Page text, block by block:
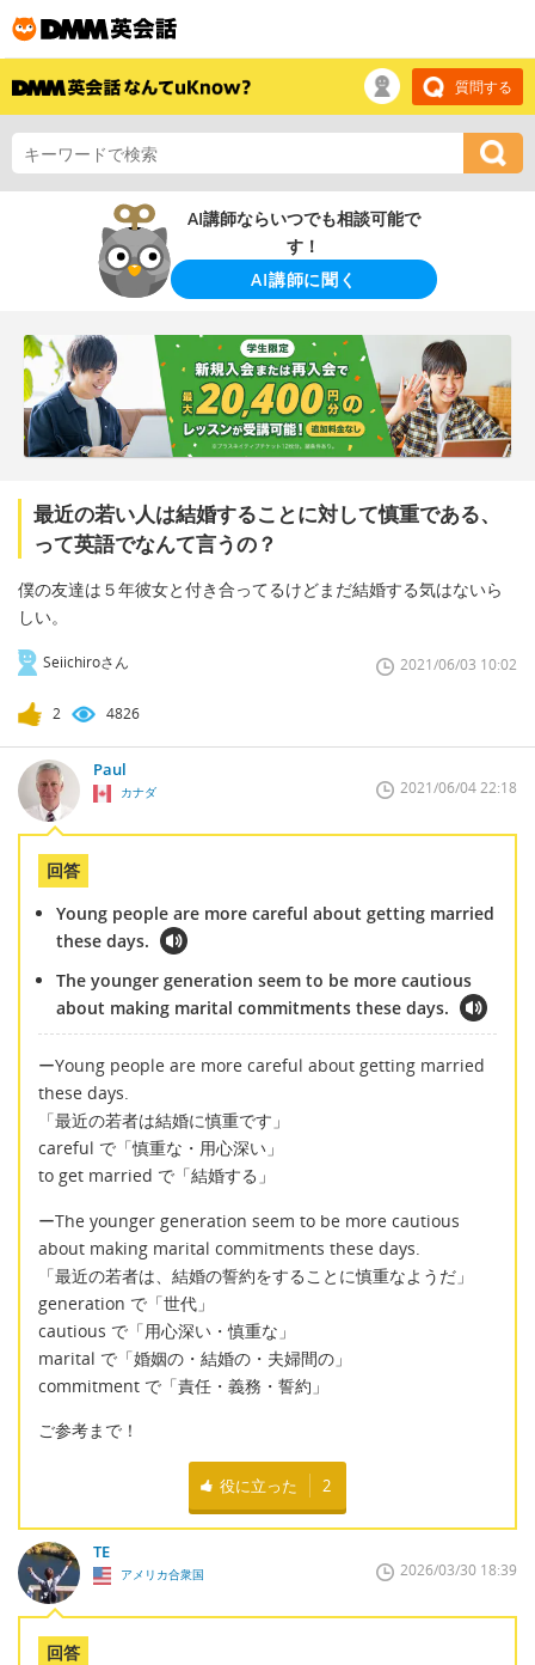
質問する
AI講師ならいつでも相談可能で
す！
AI講師に聞く
最近の若い人は結婚することに対して慎重である、
って英語でなんて言うの？
僕の友達は５年彼女と付き合ってるけどまだ結婚する気はないら
しい。
Seiichiroさん 2021/06/03 10:02
2 4826
Paul
カナダ 2021/06/04 22:18
回答
Young people are more careful about getting married
these days.
The younger generation seem to be more cautious
about making marital commitments these days.
ーYoung people are more careful about getting married
these days.
「最近の若者は結婚に慎重です」
careful で「慎重な・用心深い」
to get married で「結婚する」
ーThe younger generation seem to be more cautious
about making marital commitments these days.
「最近の若者は、結婚の誓約をすることに慎重なようだ」
generation で「世代」
cautious で「用心深い・慎重な」
marital で「婚姻の・結婚の・夫婦間の」
commitment で「責任・義務・誓約」
ご参考まで！
役に立った 2
TE
アメリカ合衆国 2026/03/30 18:39
回答